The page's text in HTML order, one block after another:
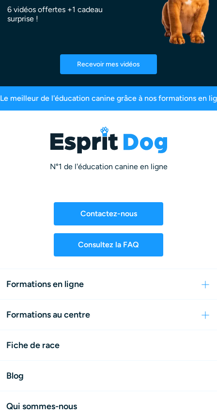
6 vidéos offertes +1 cadeau
surprise !
Recevoir mes vidéos
000 maîtres inscrits 99,6% de satisfaction
N°1 de l'éducation canine en ligne
Contactez-nous
Consultez la FAQ
Formations en ligne
Formations au centre
Fiche de race
Blog
Qui sommes-nous